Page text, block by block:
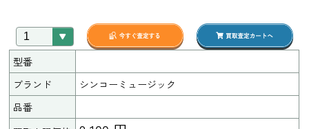
型番
ブランド
シンコーミュージック
品番